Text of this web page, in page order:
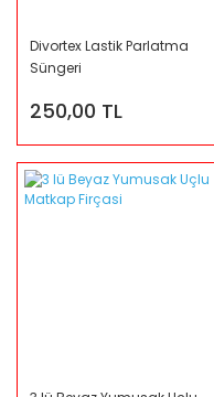
Divortex Lastik Parlatma
Süngeri
250,00 TL